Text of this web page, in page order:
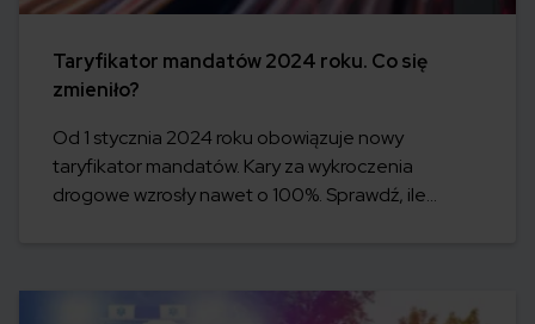
Taryfikator mandatów 2024 roku. Co się
zmieniło?
Od 1 stycznia 2024 roku obowiązuje nowy
taryfikator mandatów. Kary za wykroczenia
drogowe wzrosły nawet o 100%. Sprawdź, ile
innych! Pamiętaj - jazda zgodnie z przepisami to